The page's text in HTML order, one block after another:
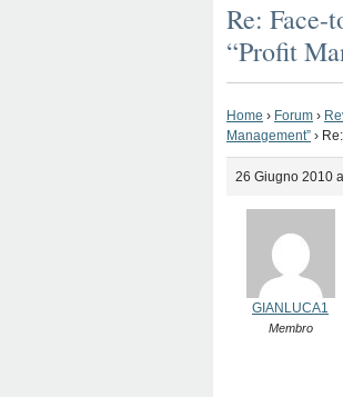
Re: Face-
“Profit
Home › Forum ›
Management” ›
26 Giugno 2010
GIANLUCA1
Membro